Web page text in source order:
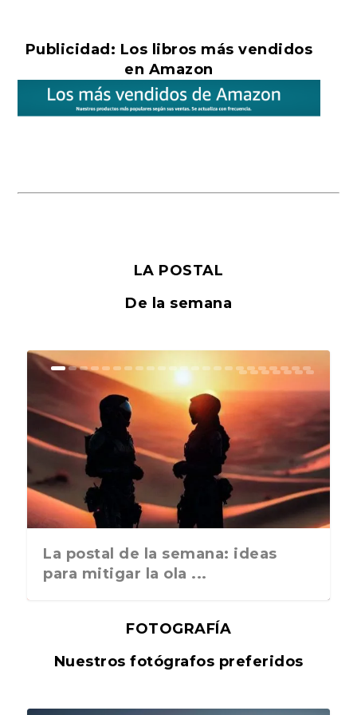
Publicidad: Los libros más vendidos
en Amazon
LA POSTAL
De la semana
La postal de la semana: ideas
para mitigar la ola ...
FOTOGRAFÍA
Nuestros fotógrafos preferidos